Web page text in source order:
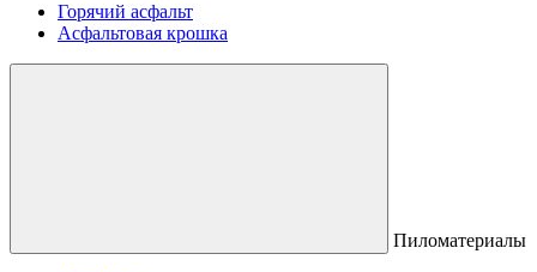
Горячий асфальт
Асфальтовая крошка
Пиломатериалы